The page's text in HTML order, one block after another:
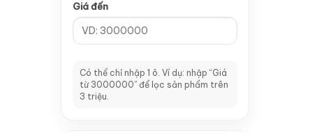
—Card V8
— Card V9
—Tay cầm A11 2
—Dao CNC & Đầu Kẹp
Giá đến
Có thể chỉ nhập 1 ô. Ví dụ: nhập “Giá
từ 3000000” để lọc sản phẩm trên
3 triệu.